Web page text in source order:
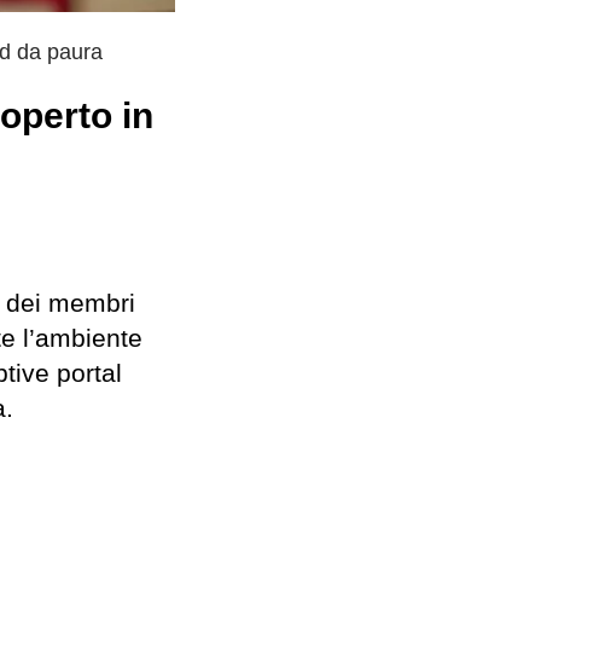
da paura
in
membri
l’ambiente
portal